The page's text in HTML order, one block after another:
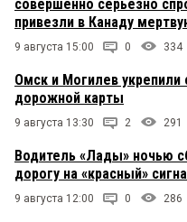
совершенно серьезно
привезли в Канаду
9 августа 15:00 0 334
Омск и Могилев укрепили
дорожной карты
9 августа 13:30 2 291
Водитель «Лады» ночью
дорогу на «красный»
9 августа 12:00 0 286